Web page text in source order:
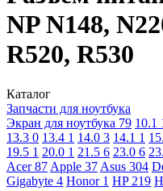
NP N148,
R520, R530
Каталог
Запчасти для ноутбука
Экран для ноутбука 79 10.1
13.3 0 13.4 1 14.0 3 14.1 1
19.5 1 20.0 1 21.5 6 23.0 6
Acer87 Apple 37 Asus 304
Gigabyte 4 Honor 1 HP 219